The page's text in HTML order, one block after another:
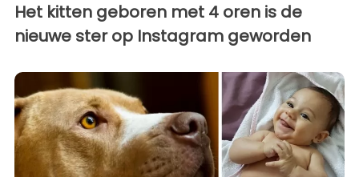
Het kitten geboren met 4 oren is de
nieuwe ster op Instagram geworden